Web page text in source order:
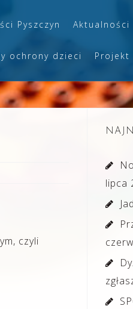
Pyszczyn Aktualności
ochrony dzieci Projekt
czyli
lipca